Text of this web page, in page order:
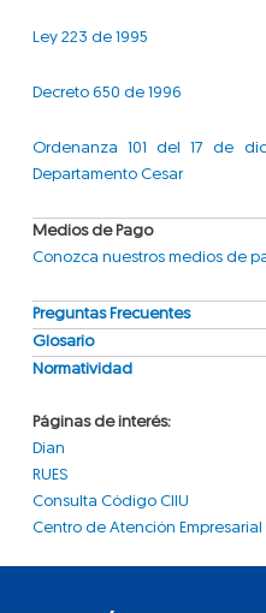
Ley 223 de 1995
Decreto 650 de 1996
Ordenanza 101 del 17 de
Departamento Cesar
Medios de Pago
Conozca nuestros medios de
Preguntas Frecuentes
Glosario
Normatividad
Páginas de interés:
Dian
RUES
Consulta Código CIIU
Centro de Atención Empresarial